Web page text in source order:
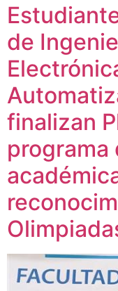
de
finalizan
programa